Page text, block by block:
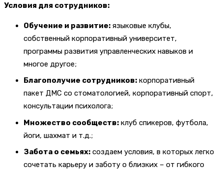
Условия для сотрудников:
Обучение и развитие: языковые клубы,
собственный корпоративный университет,
программы развития управленческих навыков и
многое другое;
Благополучие сотрудников: корпоративный
пакет ДМС со стоматологией, корпоративный спорт,
консультации психолога;
Множество сообществ: клуб спикеров, футбола,
йоги, шахмат и т.д.;
Забота о семьях: создаем условия, в которых легко
сочетать карьеру и заботу о близких – от гибкого